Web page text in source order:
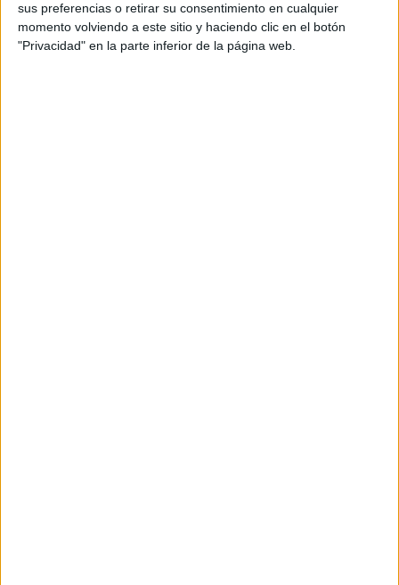
sus preferencias o retirar su consentimiento en cualquier
momento volviendo a este sitio y haciendo clic en el botón
"Privacidad" en la parte inferior de la página web.
La ceutí Ana Rodríguez Rosa, alumna de 5º de Primaria
delColegio Público Vicente Aleixandre, ha sido la